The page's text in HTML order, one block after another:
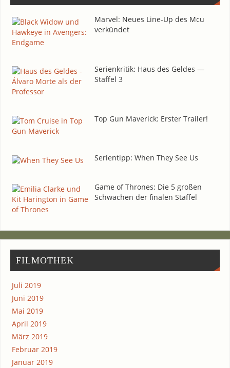
Mar­vel: Neu­es Line-Up des Mcu
verkündet
Seri­en­kri­tik: Haus des Gel­des —
Staf­fel 3
Top Gun Maverick: Ers­ter Trailer!
Seri­en­tipp: When They See Us
Game of Thro­nes: Die 5 gro­ßen
Schwä­chen der fina­len Staffel
FIL­MO­THEK
Juli 2019
Juni 2019
Mai 2019
April 2019
März 2019
Februar 2019
Januar 2019